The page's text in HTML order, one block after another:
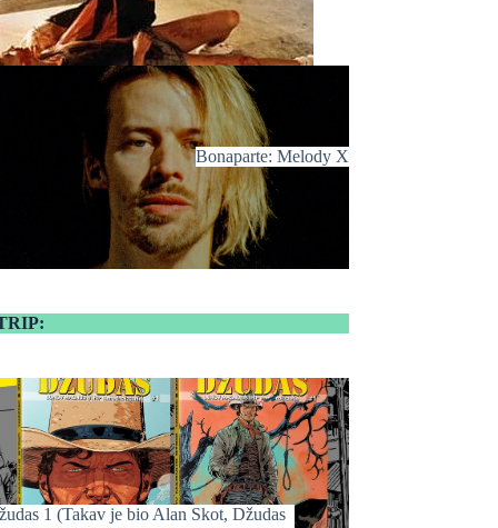
Bonaparte: Melody X
1 (Takav je bio Alan Skot, Džudas